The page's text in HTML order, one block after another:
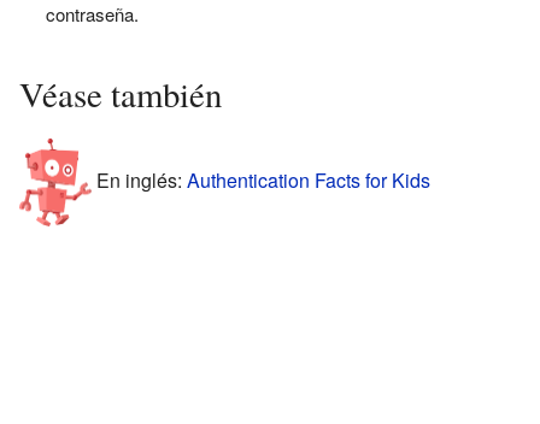
contraseña.
Véase también
En inglés: Authentication Facts for Kids